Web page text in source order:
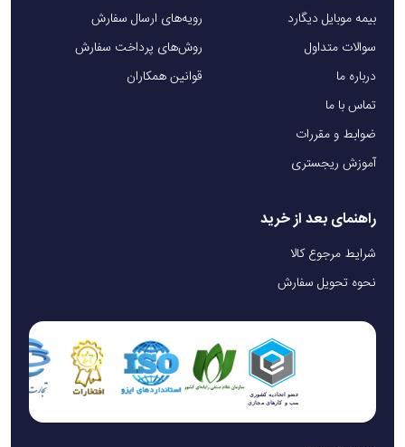
بیمه موبایل دیگارد
سوالات متداول
درباره ما
تماس با ما
ضوابط و مقررات
آموزش ریجستری
رویه‌های ارسال سفارش
روش‌های پرداخت سفارش
قوانین همکاران
راهنمای بعد از خرید
شرایط مرجوع کالا
نحوه تحویل سفارش